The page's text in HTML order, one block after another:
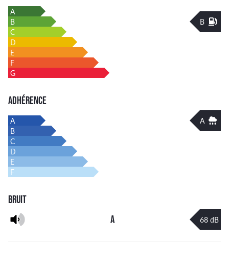
A
B
B
C
D
E
F
G
ADHÉRENCE
A
A
B
C
D
E
F
BRUIT
A
68 dB